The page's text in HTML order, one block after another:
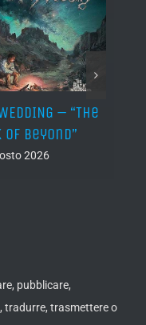
– “The
Of Beyond”
2026
pubblicare,
tradurre, trasmettere o